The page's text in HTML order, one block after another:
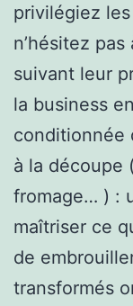
privilégiez
n’hésitez
suivant leur
la business
conditionnée
à la découpe
fromage… ) :
maîtriser ce
de
transformés